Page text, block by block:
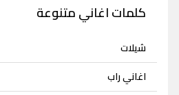
كلمات اغاني متنوعة
شيلات
اغاني راب